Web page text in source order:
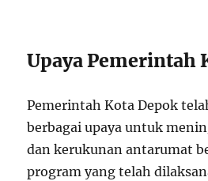
Upaya Pemerintah
Pemerintah Kota Depok
berbagai upaya untuk
dan kerukunan antarumat
program yang telah